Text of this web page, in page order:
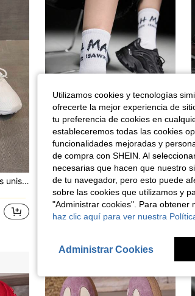
1 par de zapatos casuales unisex de diseño con cordones, de suela blanda y transpirable, adecuados para primavera y verano
en Cómodo Zapatillas de deporte para mujer
en Cómodo Zapatillas de deporte para mujer
Vate
SHEIN X Lucía Bellido Vate Zapatos casuales para mujer para vacaciones de verano, deportes, vuelta al colegio, otoño, zapatillas deportivas con suela gruesa
$80.000
Utilizamos cookies y tecnologías
ofrecerte la mejor experiencia de
tu preferencia de cookies en
estableceremos todas las cookies
funcionalidades mejoradas y
de compra con SHEIN. Al
necesarias que hacen que nuestro
de tu navegador, pero esto puede
sobre las cookies que utilizamos y
"Administrar cookies". Para obtener
haz clic aquí para ver nuestra
Administrar Cookies